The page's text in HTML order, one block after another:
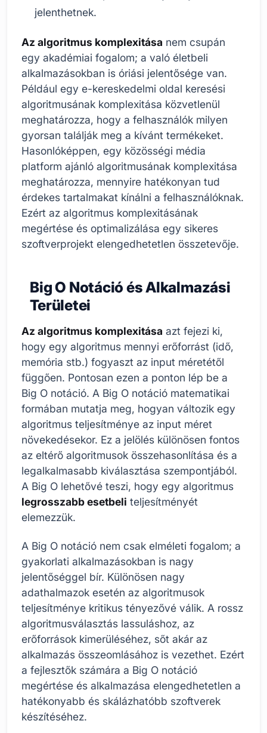
jelenthetnek.
Az algoritmus komplexitása nem csupán
egy akadémiai fogalom; a való életbeli
alkalmazásokban is óriási jelentősége van.
Például egy e-kereskedelmi oldal keresési
algoritmusának komplexitása közvetlenül
meghatározza, hogy a felhasználók milyen
gyorsan találják meg a kívánt termékeket.
Hasonlóképpen, egy közösségi média
platform ajánló algoritmusának komplexitása
meghatározza, mennyire hatékonyan tud
érdekes tartalmakat kínálni a felhasználóknak.
Ezért az algoritmus komplexitásának
megértése és optimalizálása egy sikeres
szoftverprojekt elengedhetetlen összetevője.
Big O Notáció és Alkalmazási
Területei
Az algoritmus komplexitása azt fejezi ki,
hogy egy algoritmus mennyi erőforrást (idő,
memória stb.) fogyaszt az input méretétől
függően. Pontosan ezen a ponton lép be a
Big O notáció. A Big O notáció matematikai
formában mutatja meg, hogyan változik egy
algoritmus teljesítménye az input méret
növekedésekor. Ez a jelölés különösen fontos
az eltérő algoritmusok összehasonlítása és a
legalkalmasabb kiválasztása szempontjából.
A Big O lehetővé teszi, hogy egy algoritmus
legrosszabb esetbeli teljesítményét
elemezzük.
A Big O notáció nem csak elméleti fogalom; a
gyakorlati alkalmazásokban is nagy
jelentőséggel bír. Különösen nagy
adathalmazok esetén az algoritmusok
teljesítménye kritikus tényezővé válik. A rossz
algoritmusválasztás lassuláshoz, az
erőforrások kimerüléséhez, sőt akár az
alkalmazás összeomlásához is vezethet. Ezért
a fejlesztők számára a Big O notáció
megértése és alkalmazása elengedhetetlen a
hatékonyabb és skálázhatóbb szoftverek
készítéséhez.